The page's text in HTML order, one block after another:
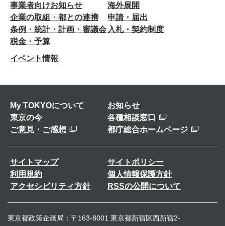
事業者向けお知らせ
海外展開
企業の取組・都との連携
申請・届出
条例・統計・計画・審議会 入札・契約制度
税金・予算
イベント情報
My TOKYOについて
お知らせ
東京の今
各種相談窓口
ご意見・ご感想
都庁総合ホームページ
サイトマップ
サイトポリシー
利用規約
個人情報保護方針
アクセシビリティ方針
RSSの公開について
東京都政策企画局：〒163-8001 東京都新宿区西新宿2-